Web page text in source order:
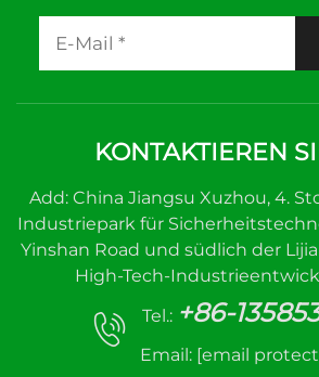
KONTAKTIEREN
Add: China Jiangsu Xuzhou, 4.
Industriepark für
Yinshan Road und südlich der
High-Tech-
Tel.: +86-
Email: [email